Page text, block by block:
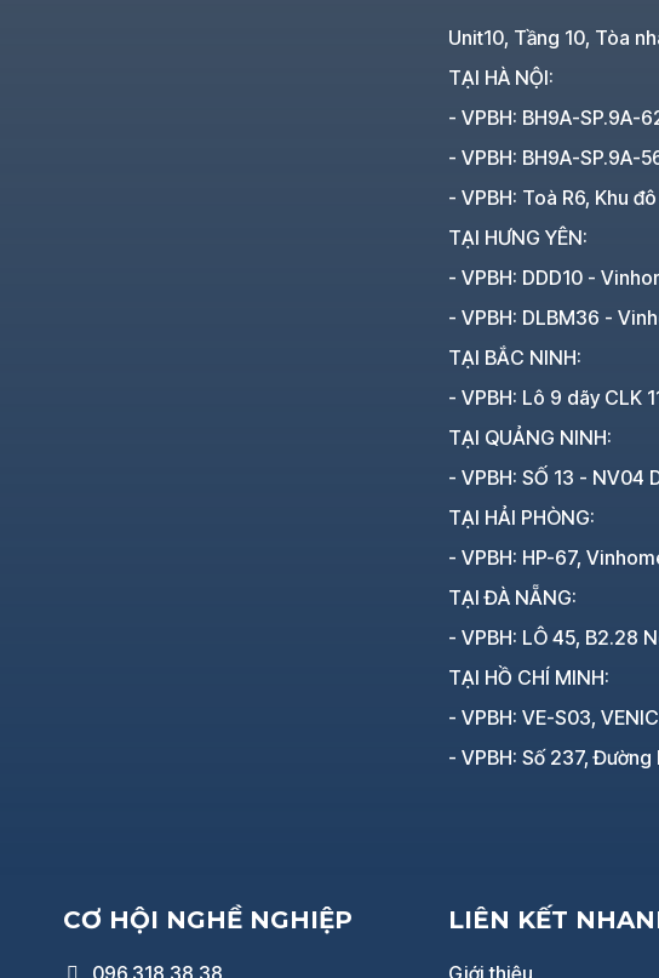
Unit10, Tầng 10, Tòa
TẠI HÀ NỘI:
- VPBH: BH9A-SP.9A-
- VPBH: BH9A-SP.9A-
- VPBH: Toà R6, Khu
TẠI HƯNG YÊN:
- VPBH: DDD10 -
- VPBH: DLBM36 -
TẠI BẮC NINH:
- VPBH: Lô 9 dãy CLK
TẠI QUẢNG NINH:
- VPBH: SỐ 13 - NV04
TẠI HẢI PHÒNG:
- VPBH: HP-67,
TẠI ĐÀ NẴNG:
- VPBH: LÔ 45, B2.28
TẠI HỒ CHÍ MINH:
- VPBH: VE-S03,
- VPBH: Số 237, Đường
CƠ HỘI NGHỀ NGHIỆP LIÊN KẾT